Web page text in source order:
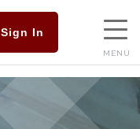
Sign In
MENÚ